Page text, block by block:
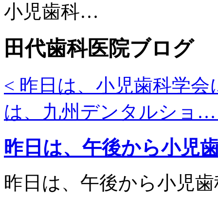
小児歯科…
田代歯科医院ブログ
< 昨日は、小児歯科学
は、九州デンタルショ
昨日は、午後から小児
昨日は、午後から小児